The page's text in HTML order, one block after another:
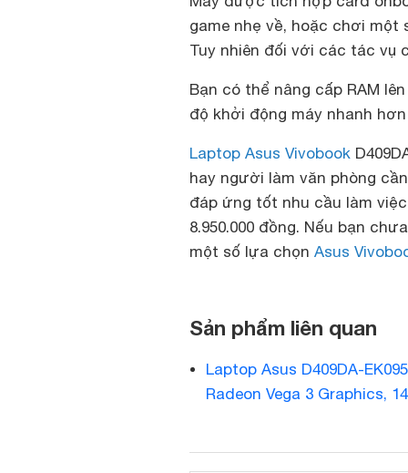
game nhẹ về, hoặc chơi một
Tuy nhiên đối với các tác vụ
Bạn có thể nâng cấp RAM
độ khởi động máy nhanh
Laptop Asus Vivobook
hay người làm văn phòng
đáp ứng tốt nhu cầu làm
8.950.000 đồng. Nếu bạn
một số lựa chọn Asus
Sản phẩm liên quan
Laptop Asus D409DA-
Radeon Vega 3 Graphics,